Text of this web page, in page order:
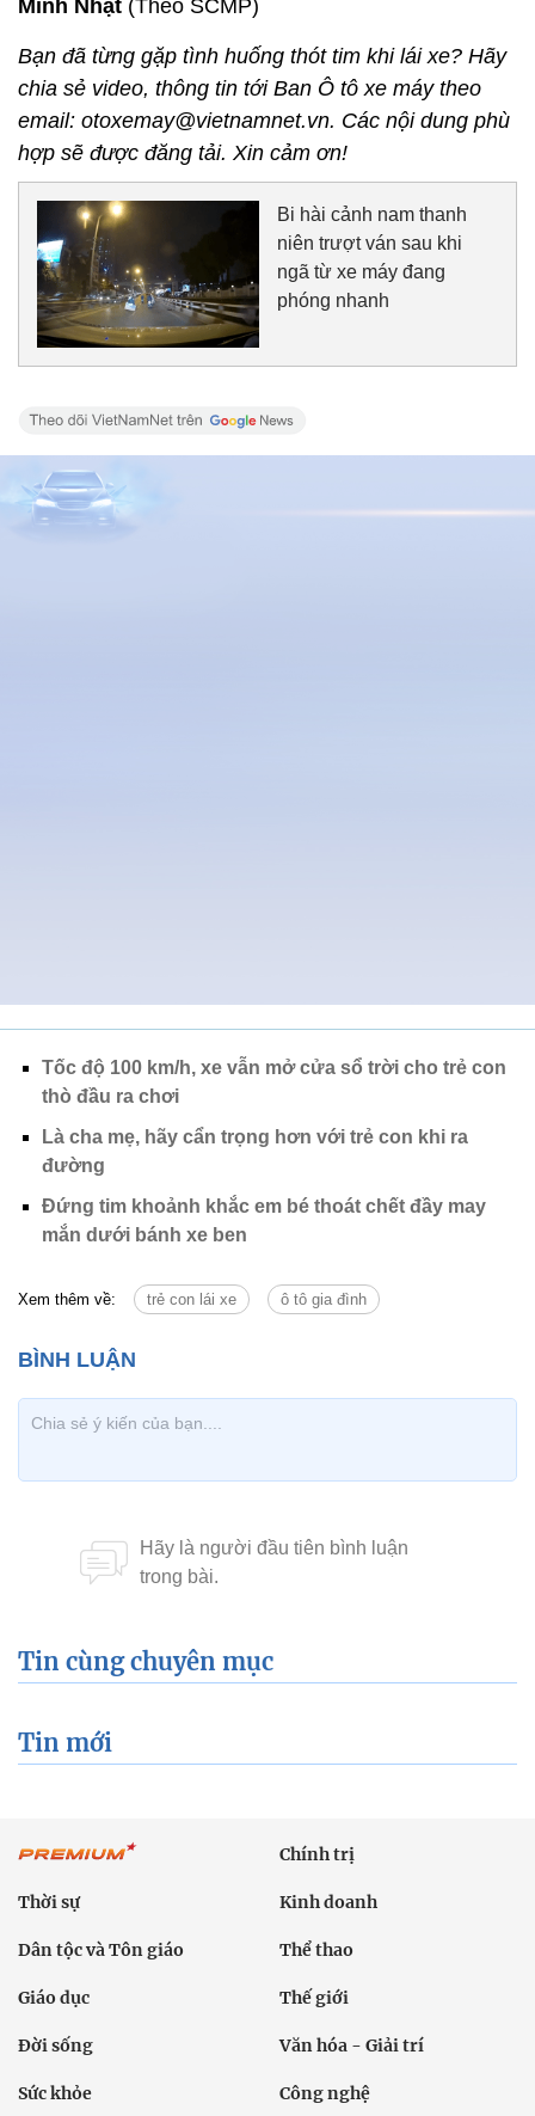
Minh Nhật (Theo SCMP)
Bạn đã từng gặp tình huống thót tim khi lái xe? Hãy
chia sẻ video, thông tin tới Ban Ô tô xe máy theo
email: otoxemay@vietnamnet.vn. Các nội dung phù
hợp sẽ được đăng tải. Xin cảm ơn!
Bi hài cảnh nam thanh
niên trượt ván sau khi
ngã từ xe máy đang
phóng nhanh
Tốc độ 100 km/h, xe vẫn mở cửa sổ trời cho trẻ con
thò đầu ra chơi
Là cha mẹ, hãy cẩn trọng hơn với trẻ con khi ra
đường
Đứng tim khoảnh khắc em bé thoát chết đầy may
mắn dưới bánh xe ben
Xem thêm về: trẻ con lái xe ô tô gia đình
Tin cùng chuyên mục
Tin mới
Chính trị
Thời sự Kinh doanh
Dân tộc và Tôn giáo Thể thao
Giáo dục Thế giới
Đời sống Văn hóa - Giải trí
Sức khỏe Công nghệ